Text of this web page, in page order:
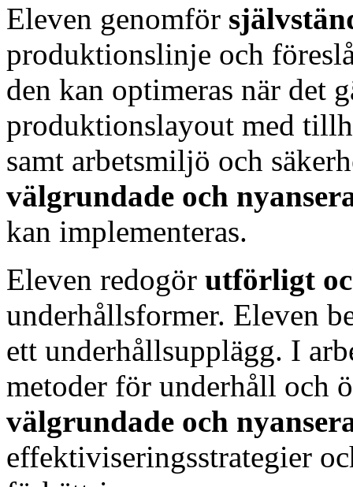
Eleven genomför
produktionslinje och
den kan optimeras när det
produktionslayout med
samt arbetsmiljö och
välgrundade och
kan implementeras.
Eleven redogör utförligt
underhållsformer. Eleven
ett underhållsupplägg. I
metoder för underhåll och
välgrundade och
effektiviseringsstrategier